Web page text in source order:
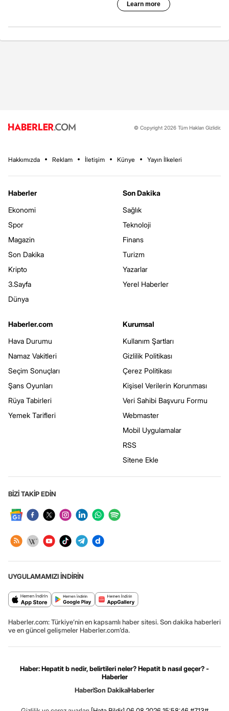
© Copyright 2026 Tüm Hakları Gizlidir.
Hakkımızda Reklam İletişim Künye Yayın İlkeleri
Haberler
Ekonomi
Spor
Magazin
Son Dakika
Kripto
3.Sayfa
Dünya
Son Dakika
Sağlık
Teknoloji
Finans
Turizm
Yazarlar
Yerel Haberler
Haberler.com
Hava Durumu
Namaz Vakitleri
Seçim Sonuçları
Şans Oyunları
Rüya Tabirleri
Yemek Tarifleri
Kurumsal
Kullanım Şartları
Gizlilik Politikası
Çerez Politikası
Kişisel Verilerin Korunması
Veri Sahibi Başvuru Formu
Webmaster
Mobil Uygulamalar
RSS
Sitene Ekle
BİZİ TAKİP EDİN
UYGULAMAMIZI İNDİRİN
Haberler.com: Türkiye’nin en kapsamlı haber sitesi. Son dakika haberleri
ve en güncel gelişmeler Haberler.com’da.
Haber: Hepatit b nedir, belirtileri neler? Hepatit b nasıl geçer? -
Haberler
HaberSon DakikaHaberler